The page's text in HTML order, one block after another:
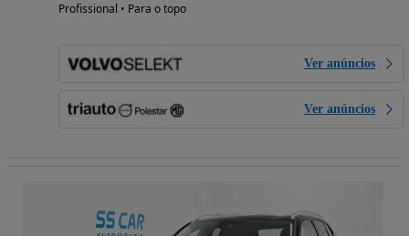
Profissional • Para o topo
Ver anúncios
Ver anúncios